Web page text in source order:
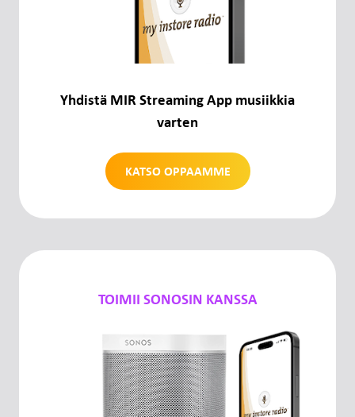
Yhdistä MIR Streaming App musiikkia
varten
KATSO OPPAAMME
TOIMII SONOSIN KANSSA